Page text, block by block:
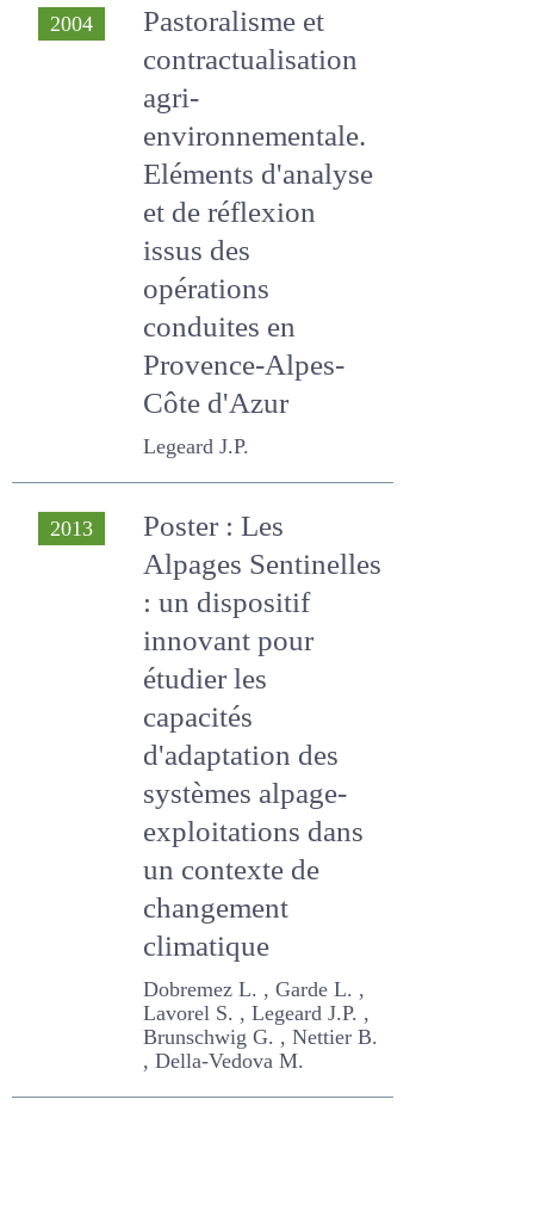
2004
Pastoralisme et
contractualisation
agri-
environnementale.
Eléments
d'analyse et de
réflexion issus des
opérations
conduites en
Provence-Alpes-
Côte d'Azur
Legeard J.P.
2013
Poster : Les
Alpages Sentinelles
: un dispositif
innovant pour
étudier les
capacités
d'adaptation des
systèmes alpage-
exploitations dans
un contexte de
changement
climatique
Dobremez L. , Garde L. ,
Lavorel S. , Legeard J.P. ,
Brunschwig G. , Nettier B. ,
Della-Vedova M.